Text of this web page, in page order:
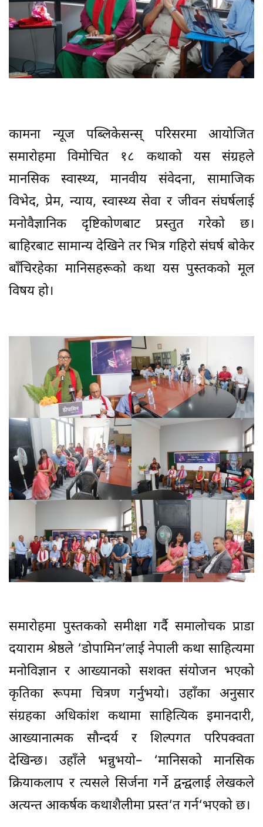
कामना न्यूज पब्लिकेसन्स् परिसरमा आयोजित
समारोहमा विमोचित १८ कथाको यस संग्रहले
मानसिक स्वास्थ्य, मानवीय संवेदना, सामाजिक
विभेद, प्रेम, न्याय, स्वास्थ्य सेवा र जीवन संघर्षलाई
मनोवैज्ञानिक दृष्टिकोणबाट प्रस्तुत गरेको छ।
बाहिरबाट सामान्य देखिने तर भित्र गहिरो संघर्ष बोकेर
बाँचिरहेका मानिसहरूको कथा यस पुस्तकको मूल
विषय हो।
समारोहमा पुस्तकको समीक्षा गर्दै समालोचक प्राडा
दयाराम श्रेष्ठले ‘डोपामिन’लाई नेपाली कथा साहित्यमा
मनोविज्ञान र आख्यानको सशक्त संयोजन भएको
कृतिका रूपमा चित्रण गर्नुभयो। उहाँका अनुसार
संग्रहका अधिकांश कथामा साहित्यिक इमानदारी,
आख्यानात्मक सौन्दर्य र शिल्पगत परिपक्वता
देखिन्छ। उहाँले भन्नुभयो– ‘मानिसको मानसिक
क्रियाकलाप र त्यसले सिर्जना गर्ने द्वन्द्वलाई लेखकले
अत्यन्त आकर्षक कथाशैलीमा प्रस्त‘त गर्न‘भएको छ।